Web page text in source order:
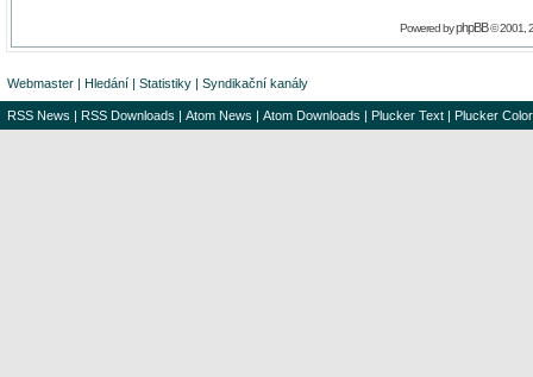
Powered byphpBB© 2001,
Webmaster | Hledání | Statistiky | Syndikační kanály
RSS News | RSS Downloads | Atom News | Atom Downloads | Plucker Text | Plucker Color